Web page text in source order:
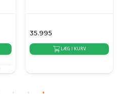
35.995
LÆG I KURV